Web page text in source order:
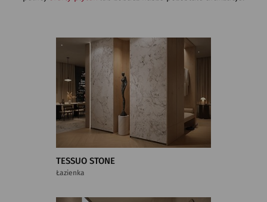
TESSUO STONE
Łazienka